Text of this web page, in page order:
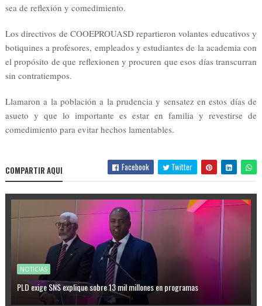
sea de reflexión y comedimiento.
Los directivos de COOEPROUASD repartieron volantes educativos y
botiquines a profesores, empleados y estudiantes de la academia con
el propósito de que reflexionen y procuren que esos días transcurran
sin contratiempos.
Llamaron a la población a la prudencia y sensatez en estos días de
asueto y que lo importante es estar en familia y revestirse de
comedimiento para evitar hechos lamentables.
COMPARTIR AQUI Facebook Twitter
NOTICIAS
PLD exige SNS explique sobre 13 mil millones en programas